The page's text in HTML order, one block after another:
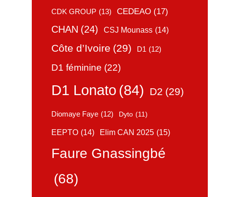
CDK GROUP (13) CEDEAO (17)
CHAN (24) CSJ Mounass (14)
Côte d’Ivoire (29) D1 (12)
D1 féminine (22)
D1 Lonato (84) D2 (29)
Diomaye Faye (12) Dyto (11)
EEPTO (14) Elim CAN 2025 (15)
Faure Gnassingbé
(68)